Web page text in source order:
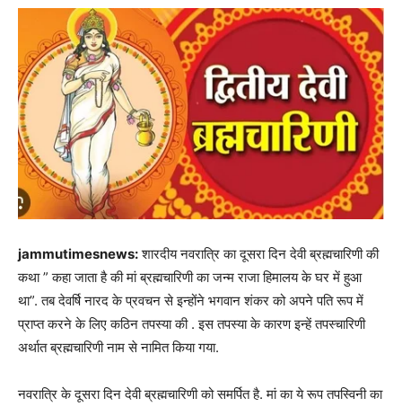
jammutimesnews:शारदीय नवरात्रि का दूसरा दिन देवी ब्रह्मचारिणी की
कथा ” कहा जाता है की मां ब्रह्मचारिणी का जन्म राजा हिमालय के घर में हुआ
था”. तब देवर्षि नारद के प्रवचन से इन्होंने भगवान शंकर को अपने पति रूप में
प्राप्त करने के लिए कठिन तपस्या की . इस तपस्या के कारण इन्हें तपस्चारिणी
अर्थात ब्रह्मचारिणी नाम से नामित किया गया.
नवरात्रि के दूसरा दिन देवी ब्रह्मचारिणी को समर्पित है. मां का ये रूप तपस्विनी का